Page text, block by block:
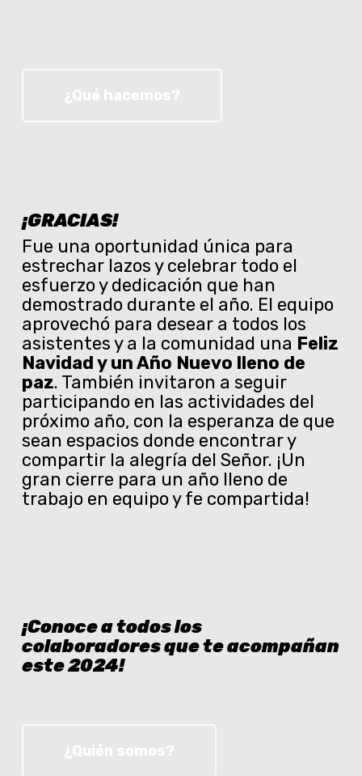
¿Qué hacemos?
¡GRACIAS!
Fue una oportunidad única para
estrechar lazos y celebrar todo el
esfuerzo y dedicación que han
demostrado durante el año. El equipo
aprovechó para desear a todos los
asistentes y a la comunidad una Feliz
Navidad y un Año Nuevo lleno de
paz. También invitaron a seguir
participando en las actividades del
próximo año, con la esperanza de que
sean espacios donde encontrar y
compartir la alegría del Señor. ¡Un
gran cierre para un año lleno de
trabajo en equipo y fe compartida!
¡Conoce a todos los
colaboradores que te acompañan
este 2024!
¿Quién somos?